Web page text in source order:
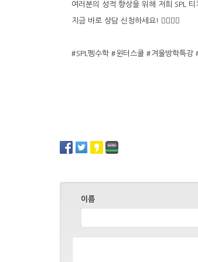
여러분의 성적 향상을 위해 저희 SPL
지금 바로 상담 신청하세요! 🙋‍♀️🙋‍♂️
#SPL펭수학 #윈터스쿨 #겨울방학특
이름